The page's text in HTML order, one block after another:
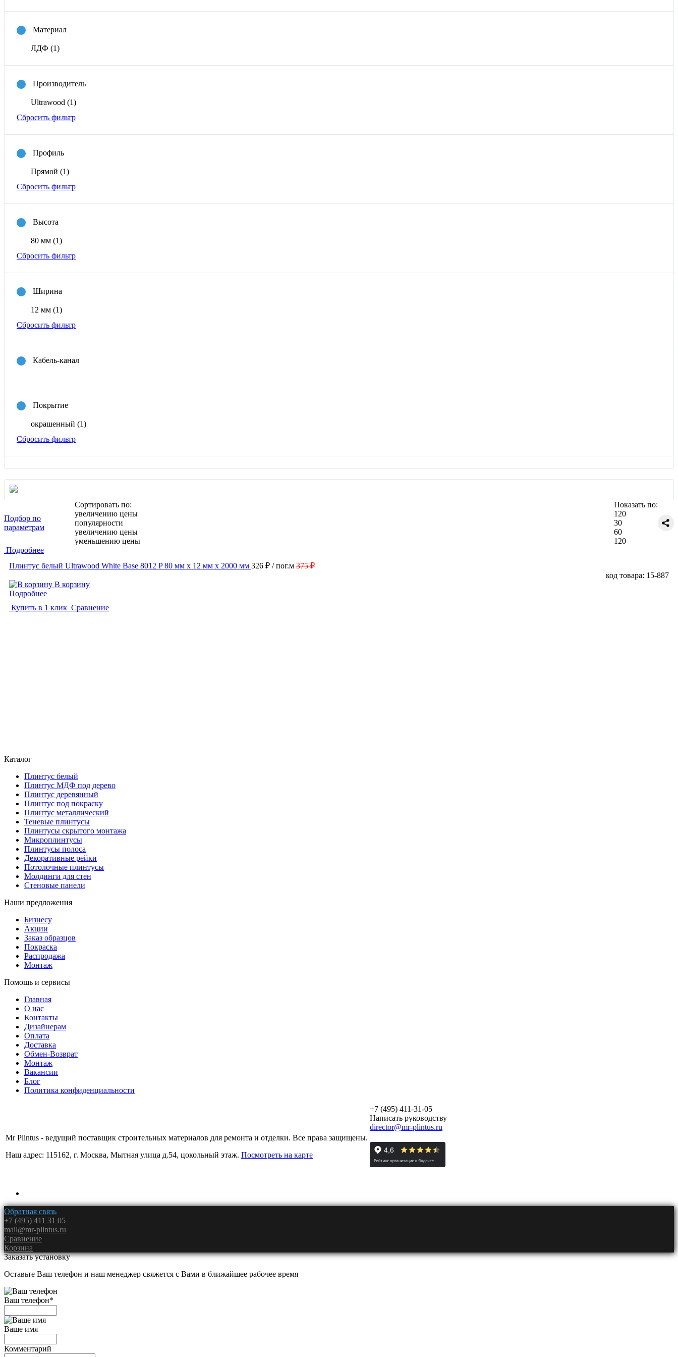
Материал
ЛДФ (1)
Производитель
Ultrawood (1)
Сбросить фильтр
Профиль
Прямой (1)
Сбросить фильтр
Высота
80 мм (1)
Сбросить фильтр
Ширина
12 мм (1)
Сбросить фильтр
Кабель-канал
Покрытие
окрашенный (1)
Сбросить фильтр
Подбор по
параметрам
Сортировать по:
увеличению цены
популярности
увеличению цены
уменьшению цены
Показать по:
120
30
60
120
Подробнее
Плинтус белый Ultrawood White Base 8012 P 80 мм х 12 мм х 2000 мм 326 ₽ / пог.м 375 ₽
код товара: 15-887
В корзину
Подробнее
Купить в 1 клик Сравнение
Каталог
Плинтус белый
Плинтус МДФ под дерево
Плинтус деревянный
Плинтус под покраску
Плинтус металлический
Теневые плинтусы
Плинтусы скрытого монтажа
Микроплинтусы
Плинтусы полоса
Декоративные рейки
Потолочные плинтусы
Молдинги для стен
Стеновые панели
Наши предложения
Бизнесу
Акции
Заказ образцов
Покраска
Распродажа
Монтаж
Помощь и сервисы
Главная
О нас
Контакты
Дизайнерам
Оплата
Доставка
Обмен-Возврат
Монтаж
Вакансии
Блог
Политика конфиденциальности
Mr Plintus - ведущий поставщик строительных материалов для ремонта и отделки. Все права защищены.
Наш адрес: 115162, г. Москва, Мытная улица д.54, цокольный этаж. Посмотреть на карте
+7 (495) 411-31-05
Написать руководству
director@mr-plintus.ru
Обратная связь
+7 (495) 411 31 05
mail@mr-plintus.ru
Сравнение
Корзина
Заказать установку
Оставьте Ваш телефон и наш менеджер свяжется с Вами в ближайшее рабочее время
Ваш телефон*
Ваше имя
Комментарий